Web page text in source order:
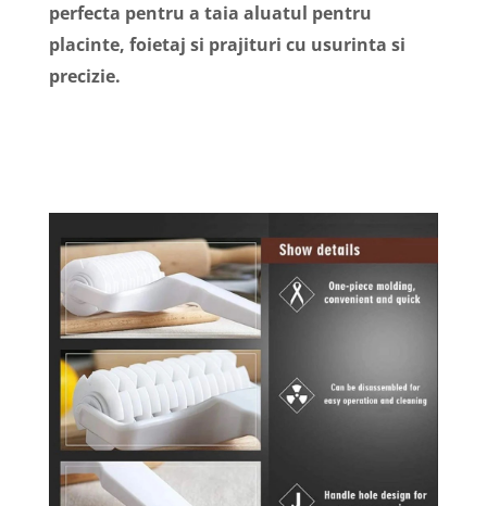
perfecta pentru a taia aluatul pentru
placinte, foietaj si prajituri cu usurinta si
precizie.